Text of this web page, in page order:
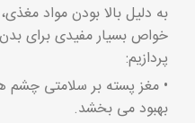
به دلیل بالا بودن مواد
خواص بسیار مفیدی برای
پردازیم:
• مغز پسته بر سلامتی چشم
بهبود می بخشد.